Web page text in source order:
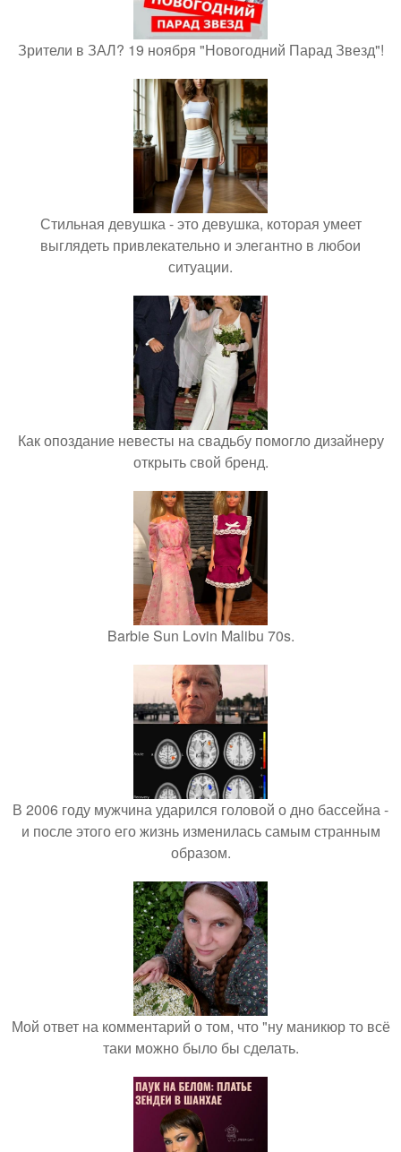
Зрители в ЗАЛ? 19 ноября "Новогодний Парад Звезд"!
Стильная девушка - это девушка, которая умеет
выглядеть привлекательно и элегантно в любои
ситуации.
Как опоздание невесты на свадьбу помогло дизайнеру
открыть свой бренд.
Barbie Sun Lovin Malibu 70s.
В 2006 году мужчина ударился головой о дно бассейна -
и после этого его жизнь изменилась самым странным
образом.
Мой ответ на комментарий о том, что "ну маникюр то всё
таки можно было бы сделать.